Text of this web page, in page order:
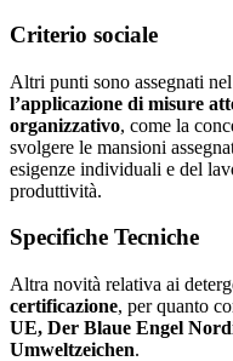
Criterio sociale
Altri punti sono assegnati
l’applicazione di misure
organizzativo, come la
svolgere le mansioni
esigenze individuali e del
produttività.
Specifiche Tecniche
Altra novità relativa ai
certificazione, per quanto
UE, Der Blaue Engel
Umweltzeichen.